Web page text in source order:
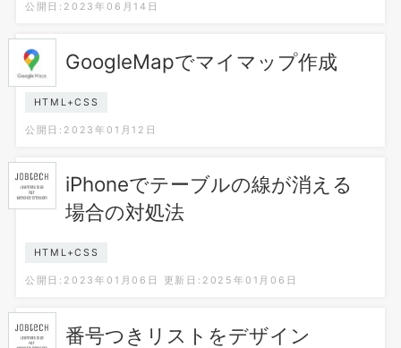
公開日:2023年06月14日
GoogleMapでマイマップ作成
HTML+CSS
公開日:2023年01月12日
iPhoneでテーブルの線が消える
場合の対処法
HTML+CSS
公開日:2023年01月06日 更新日:2025年01月06日
番号つきリストをデザイン